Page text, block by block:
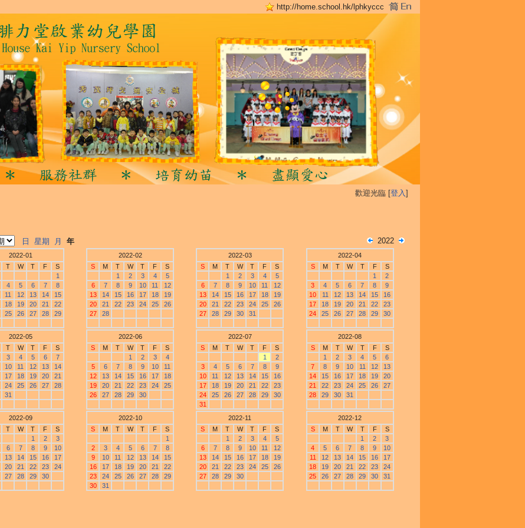
http://home.school.hk/lphkyccc
歡迎光臨 [登入]
日 星期 月 年 2022
2022-01
T W T F
S
1
4 5 6 7
8
11 12 13 14
15
18 19 20 21
22
25 26 27 28
29
2022-02
S
M T W T F
S
1
2 3 4
5
6
7 8 9 10 11
12
13
14 15 16 17 18
19
20
21 22 23 24 25
26
27
28
2022-03
S
M T W T F
S
1
2 3 4
5
6
7 8 9 10 11
12
13
14 15 16 17 18
19
20
21 22 23 24 25
26
27
28 29 30 31
2022-04
S
M T W T F
S
1
2
3
4 5 6 7 8
9
10
11 12 13 14 15
16
17
18 19 20 21 22
23
24
25 26 27 28 29 30
2022-05
T W T F
S
3 4 5 6
7
10 11 12 13
14
17 18 19 20
21
24 25 26 27
28
31
2022-06
S
M T W T F
S
1
2 3
4
5
6 7 8 9 10
11
12
13 14 15 16 17
18
19
20 21 22 23 24
25
26
27 28 29 30
2022-07
S
M T W T F
S
1
2
3
4 5 6 7 8
9
10
11 12 13 14 15
16
17
18 19 20 21 22
23
24
25 26 27 28 29
30
31
2022-08
S
M T W T F
S
1
2 3 4 5
6
7
8 9 10 11 12
13
14
15 16 17 18 19
20
21
22 23 24 25 26
27
28
29 30 31
2022-09
T W T F
S
1
2
3
6 7 8 9
10
13 14 15 16
17
20 21 22 23
24
27 28 29 30
2022-10
S
M T W T F
S
1
2
3 4 5 6 7
8
9
10 11 12 13 14
15
16
17 18 19 20 21
22
23
24 25 26 27 28
29
30
31
2022-11
S
M T W T F
S
1
2 3 4
5
6
7 8 9 10 11
12
13
14 15 16 17 18
19
20
21 22 23 24 25
26
27
28 29 30
2022-12
S
M T W T F
S
1
2
3
4
5 6 7 8 9
10
11
12 13 14 15 16
17
18
19 20 21 22 23
24
25
26 27 28 29 30 31